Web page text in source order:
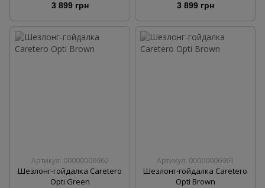
3 899 грн 3 899 грн
Артикул: 00000006962
Шезлонг-гойдалка Caretero
Opti Green
Артикул: 00000006961
Шезлонг-гойдалка Caretero
Opti Brown